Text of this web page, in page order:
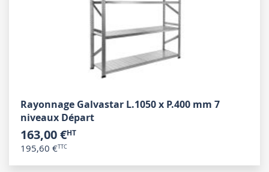
Rayonnage Galvastar L.1050 x P.400 mm 7
niveaux Départ
163,00 €
195,60 €